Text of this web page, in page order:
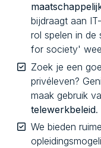
bijdraagt aan
rol spelen in de
for society'
Zoek je een
privéleven?
maak gebruik
telewerkbeleid.
We bieden